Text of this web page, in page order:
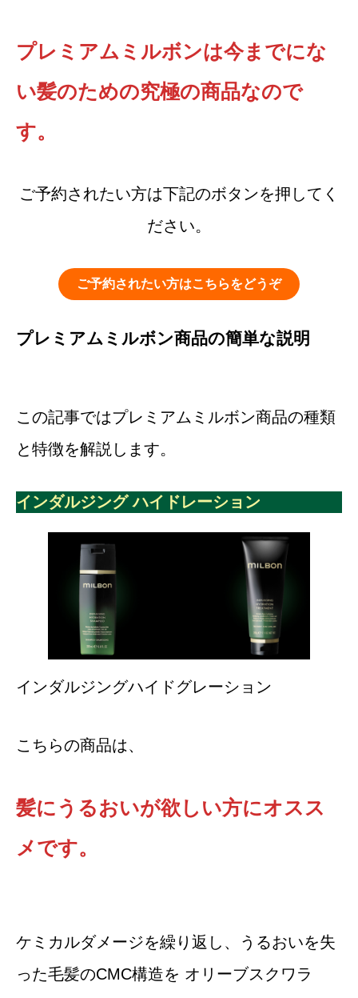
プレミアムミルボンは今までにな
い髪のための究極の商品なので
す。
ご予約されたい方は下記のボタンを押してく
ださい。
ご予約されたい方はこちらをどうぞ
プレミアムミルボン商品の簡単な説明
この記事ではプレミアムミルボン商品の種類
と特徴を解説します。
インダルジング ハイドレーション
インダルジングハイドグレーション
こちらの商品は、
髪にうるおいが欲しい方にオスス
メです。
ケミカルダメージを繰り返し、うるおいを失
った毛髪のCMC構造を オリーブスクワラ